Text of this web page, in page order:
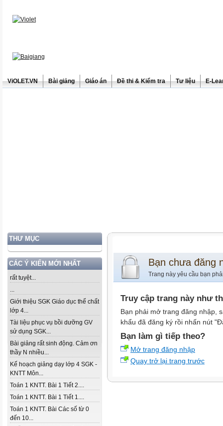
ViOLET.VN Bài giảng Giáo án Đề thi & Kiểm tra Tư liệu E-
THƯ MỤC
CÁC Ý KIẾN MỚI NHẤT
rất tuyệt...
...
Giới thiệu SGK Giáo dục thể chất
lớp 4...
Tài liệu phục vụ bồi dưỡng GV
sử dụng SGK...
Bài giảng rất sinh động. Cảm ơn
thầy N nhiều...
Kế hoạch giảng dạy lớp 4 SGK -
KNTT Môn...
Toán 1 KNTT. Bài 1 Tiết 2....
Toán 1 KNTT. Bài 1 Tiết 1....
Toán 1 KNTT. Bài Các số từ 0
đến 10...
Bạn chưa đăng
Trang này yêu cầu bạn
Truy cập trang này như
Bạn phải mở trang đăng nhập,
khẩu đã đăng ký rồi nhấn nút
Bạn làm gì tiếp theo?
Mở trang đăng nhập
Quay trở lại trang trước